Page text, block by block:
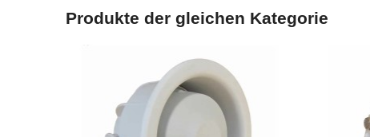
Produkte der gleichen Kategorie